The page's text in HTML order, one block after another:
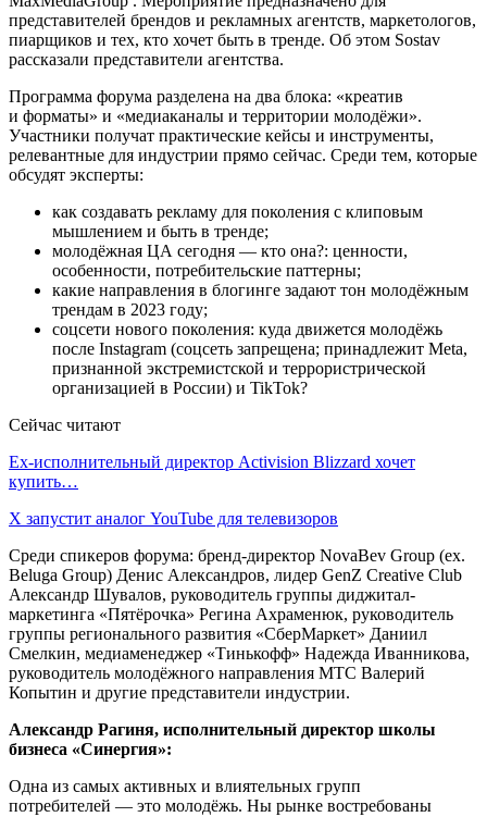
представителей брендов и рекламных агентств, маркетологов,
пиарщиков и тех, кто хочет быть в тренде. Об этом Sostav
рассказали представители агентства.
Программа форума разделена на два блока: «креатив
и форматы» и «медиаканалы и территории молодёжи».
Участники получат практические кейсы и инструменты,
релевантные для индустрии прямо сейчас. Среди тем, которые
обсудят эксперты:
как создавать рекламу для поколения с клиповым
мышлением и быть в тренде;
молодёжная ЦА сегодня — кто она?: ценности,
особенности, потребительские паттерны;
какие направления в блогинге задают тон молодёжным
трендам в 2023 году;
соцсети нового поколения: куда движется молодёжь
после Instagram (соцсеть запрещена; принадлежит Meta,
признанной экстремистской и террористрической
организацией в России) и TikTok?
Сейчас читают
Ex-исполнительный директор Activision Blizzard хочет
купить…
X запустит аналог YouTube для телевизоров
Среди спикеров форума: бренд-директор NovaBev Group (ex.
Beluga Group) Денис Александров, лидер GenZ Creative Club
Александр Шувалов, руководитель группы диджитал-
маркетинга «Пятёрочка» Регина Ахраменюк, руководитель
группы регионального развития «СберМаркет» Даниил
Смелкин, медиаменеджер «Тинькофф» Надежда Иванникова,
руководитель молодёжного направления МТС Валерий
Копытин и другие представители индустрии.
Александр Рагиня, исполнительный директор школы
бизнеса «Синергия»:
Одна из самых активных и влиятельных групп
потребителей — это молодёжь. Ны рынке востребованы